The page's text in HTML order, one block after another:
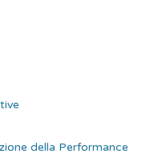
della Performance